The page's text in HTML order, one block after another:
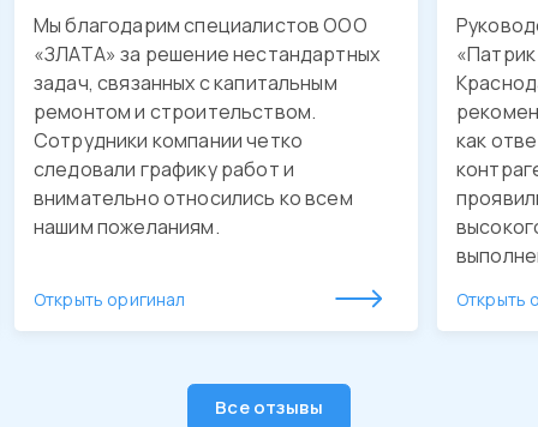
Мы благодарим специалистов ООО
«ЗЛАТА» за решение нестандартных
задач, связанных с капитальным
ремонтом и строительством.
Сотрудники компании четко
следовали графику работ и
внимательно относились ко всем
нашим пожеланиям.
Открыть оригинал
как
Открыть
Все отзывы